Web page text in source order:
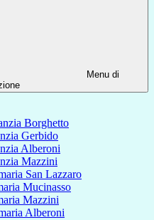
Menu di
Borghetto
Gerbido
Alberoni
Mazzini
San Lazzaro
Mucinasso
Mazzini
Alberoni